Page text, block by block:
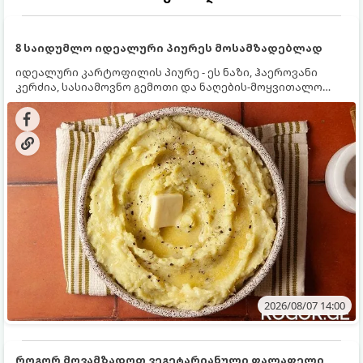
8 საიდუმლო იდეალური პიურეს მოსამზადებლად
იდეალური კარტოფილის პიურე - ეს ნაზი, ჰაეროვანი
კერძია, სასიამოვნო გემოთი და ნაღების-მოყვითალო
ფერით. მისი მომზადება ძალიან მარტივია, მაგრამ
არსებობს რამდენიმე საიდუმლო, რომლებიც უნდა
იცოდეთ, რომ პიურე იდეალურად გემრიელი გამოვიდეს.
2026/08/07 14:00
როგორ მოვამზადოთ ვეგეტარიანული ფალაფელი